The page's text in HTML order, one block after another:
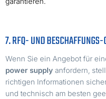
7. RFQ- UND BESCHAFFUNGS-
Wenn Sie ein Angebot für
power supply anfordern,
richtigen Informationen
und technisch am besten